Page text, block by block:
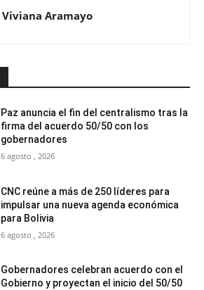
Viviana Aramayo
Paz anuncia el fin del centralismo tras la
firma del acuerdo 50/50 con los
gobernadores
6 agosto , 2026
CNC reúne a más de 250 líderes para
impulsar una nueva agenda económica
para Bolivia
6 agosto , 2026
Gobernadores celebran acuerdo con el
Gobierno y proyectan el inicio del 50/50